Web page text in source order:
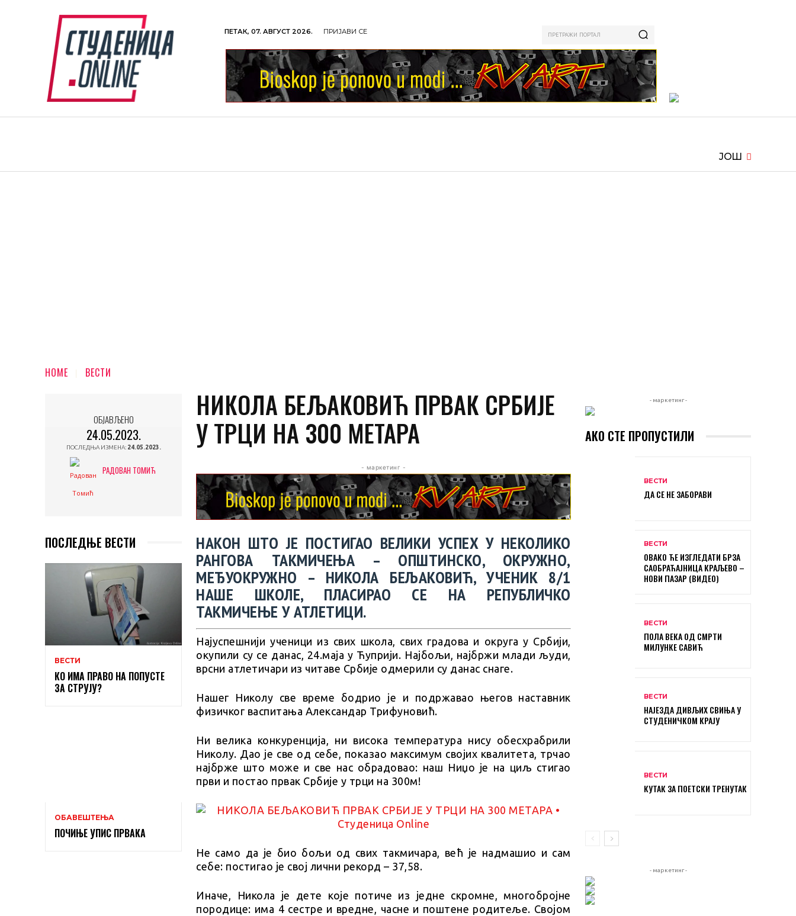
ПЕТАК, 07. АВГУСТ 2026. ПРИЈАВИ СЕ ПРЕТРАЖИ ПОРТАЛ
ЈОШ
HOME ВЕСТИ
ОБЈАВЉЕНО
24.05.2023.
ПОСЛЕДЊА ИЗМЕНА: 24.05.2023.
РАДОВАН ТОМИЋ
ПОСЛЕДЊЕ ВЕСТИ
ВЕСТИ
КО ИМА ПРАВО НА ПОПУСТЕ
ЗА СТРУЈУ?
ОБАВЕШТЕЊА
ПОЧИЊЕ УПИС ПРВАКА
НИКОЛА БЕЉАКОВИЋ ПРВАК СРБИЈЕ
У ТРЦИ НА 300 МЕТАРА
- маркетинг -
НАКОН ШТО ЈЕ ПОСТИГАО ВЕЛИКИ УСПЕХ У НЕКОЛИКО
РАНГОВА ТАКМИЧЕЊА – ОПШТИНСКО, ОКРУЖНО,
МЕЂУОКРУЖНО – НИКОЛА БЕЉАКОВИЋ, УЧЕНИК 8/1
НАШЕ ШКОЛЕ, ПЛАСИРАО СЕ НА РЕПУБЛИЧКО
ТАКМИЧЕЊЕ У АТЛЕТИЦИ.
Најуспешнији ученици из свих школа, свих градова и округа у Србији,
окупили су се данас, 24.маја у Ћуприји. Најбољи, најбржи млади људи,
врсни атлетичари из читаве Србије одмерили су данас снаге.
Нашег Николу све време бодрио је и подржавао његов наставник
физичког васпитања Александар Трифуновић.
Ни велика конкуренција, ни висока температура нису обесхрабрили
Николу. Дао је све од себе, показао максимум својих квалитета, трчао
најбрже што може и све нас обрадовао: наш Ниџо је на циљ стигао
први и постао првак Србије у трци на 300м!
Не само да је био бољи од свих такмичара, већ је надмашио и сам
себе: постигао је свој лични рекорд – 37,58.
Иначе, Никола је дете које потиче из једне скромне, многобројне
породице: има 4 сестре и вредне, часне и поштене родитеље. Својом
- маркетинг -
АКО СТЕ ПРОПУСТИЛИ
ВЕСТИ
ДА СЕ НЕ ЗАБОРАВИ
ВЕСТИ
ОВАКО ЋЕ ИЗГЛЕДАТИ БРЗА
САОБРАЋАЈНИЦА КРАЉЕВО –
НОВИ ПАЗАР (ВИДЕО)
ВЕСТИ
ПОЛА ВЕКА ОД СМРТИ
МИЛУНКЕ САВИЋ
ВЕСТИ
НАЈЕЗДА ДИВЉИХ СВИЊА У
СТУДЕНИЧКОМ КРАЈУ
ВЕСТИ
КУТАК ЗА ПОЕТСКИ ТРЕНУТАК
- маркетинг -